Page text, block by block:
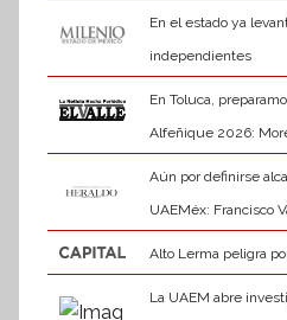
En el estado ya
independientes
En Toluca,
Alfeñique 2026:
Aún por definirse
UAEMéx: Francisco
Alto Lerma peligra
La UAEM abre